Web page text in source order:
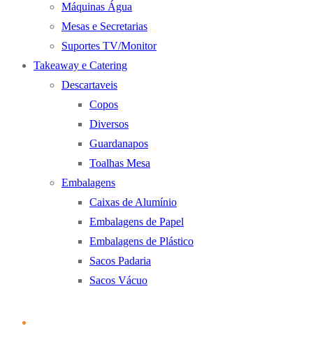
Máquinas Água
Mesas e Secretarias
Suportes TV/Monitor
Takeaway e Catering
Descartaveis
Copos
Diversos
Guardanapos
Toalhas Mesa
Embalagens
Caixas de Alumínio
Embalagens de Papel
Embalagens de Plástico
Sacos Padaria
Sacos Vácuo